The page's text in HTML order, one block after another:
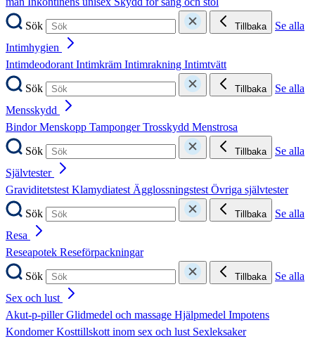
Sök
Tillbaka
Se alla
Intimhygien
IntimdeodorantIntimkräm Intimrakning Intimtvätt
Sök
Tillbaka
Se alla
Mensskydd
BindorMenskopp TampongerTrosskydd Menstrosa
Sök
Tillbaka
Se alla
Självtester
GraviditetstestKlamydiatestÄgglossningstestÖvriga självtester
Sök
Tillbaka
Se alla
Resa
Reseapotek Reseförpackningar
Sök
Tillbaka
Se alla
Sex och lust
Akut-p-pillerGlidmedel och massage Hjälpmedel Impotens
KondomerKosttillskott inom sex och lust Sexleksaker